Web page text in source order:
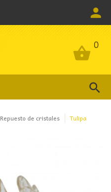
0
0
Repuesto de cristales Tulipa